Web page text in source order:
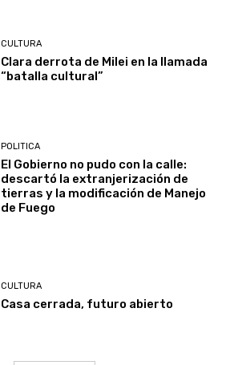
CULTURA
Clara derrota de Milei en la llamada
“batalla cultural”
POLITICA
El Gobierno no pudo con la calle:
descartó la extranjerización de
tierras y la modificación de Manejo
de Fuego
CULTURA
Casa cerrada, futuro abierto